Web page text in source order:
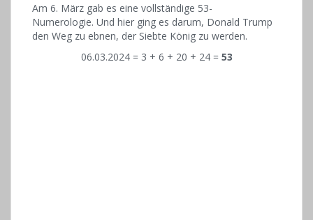
Am 6. März gab es eine vollständige 53-
Numerologie. Und hier ging es darum, Donald Trump
den Weg zu ebnen, der Siebte König zu werden.
06.03.2024 = 3 + 6 + 20 + 24 = 53